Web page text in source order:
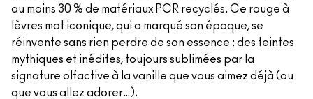
au moins 30 % de matériaux PCR recyclés. Ce rouge à
lèvres mat iconique, qui a marqué son époque, se
réinvente sans rien perdre de son essence : des teintes
mythiques et inédites, toujours sublimées par la
signature olfactive à la vanille que vous aimez déjà (ou
que vous allez adorer…).